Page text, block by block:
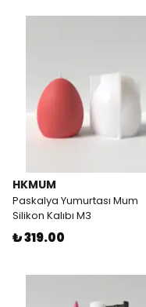
HKMUM
Paskalya Yumurtası Mum
Silikon Kalıbı M3
₺ 319.00